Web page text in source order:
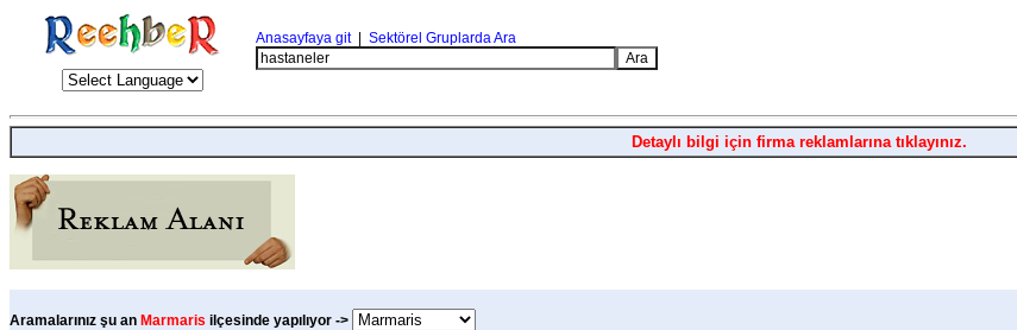
Anasayfaya git| Sektörel Gruplarda Ara
Detaylı bilgi için firma reklamlarına tıklayınız.
Aramalarınız şu an Marmaris ilçesinde yapılıyor ->